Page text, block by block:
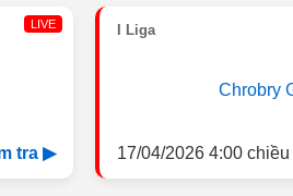
LIVE
tra ▶
I Liga
Chrobry
17/04/2026 4:00